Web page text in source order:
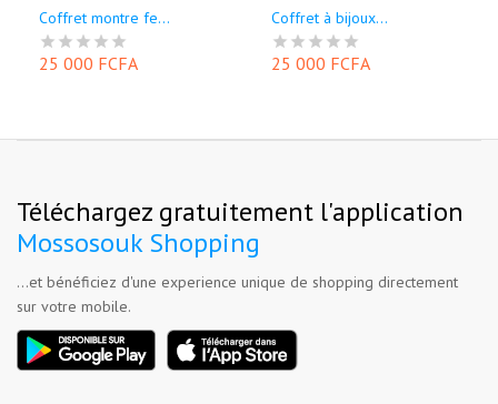
Coffret montre fe...
25 000 FCFA
Coffret à bijoux...
25 000 FCFA
Téléchargez gratuitement l'application
Mossosouk Shopping
...et bénéficiez d'une experience unique de shopping directement
sur votre mobile.